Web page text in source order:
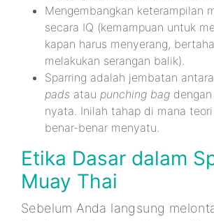
Mengembangkan keterampilan
secara IQ (kemampuan untuk
kapan harus menyerang,
melakukan serangan balik).
Sparring adalah jembatan
pads atau punching bag
nyata. Inilah tahap di mana
benar-benar menyatu.
Etika Dasar dalam
Muay Thai
Sebelum Anda langsung